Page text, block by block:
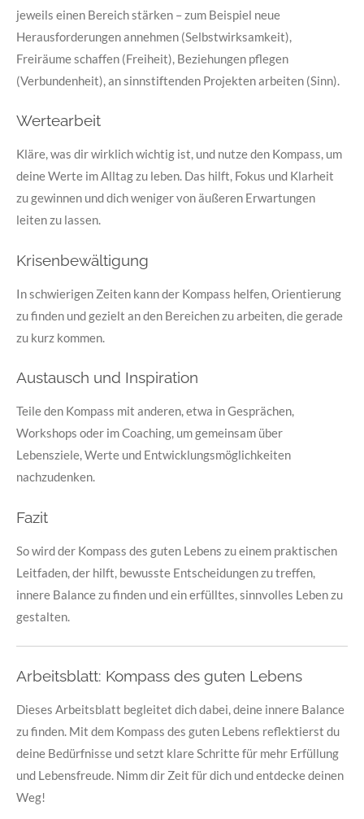
jeweils einen Bereich stärken – zum Beispiel neue
Herausforderungen annehmen (Selbstwirksamkeit),
Freiräume schaffen (Freiheit), Beziehungen pflegen
(Verbundenheit), an sinnstiftenden Projekten arbeiten (Sinn).
Wertearbeit
Kläre, was dir wirklich wichtig ist, und nutze den Kompass, um
deine Werte im Alltag zu leben. Das hilft, Fokus und Klarheit
zu gewinnen und dich weniger von äußeren Erwartungen
leiten zu lassen.
Krisenbewältigung
In schwierigen Zeiten kann der Kompass helfen, Orientierung
zu finden und gezielt an den Bereichen zu arbeiten, die gerade
zu kurz kommen.
Austausch und Inspiration
Teile den Kompass mit anderen, etwa in Gesprächen,
Workshops oder im Coaching, um gemeinsam über
Lebensziele, Werte und Entwicklungsmöglichkeiten
nachzudenken.
Fazit
So wird der Kompass des guten Lebens zu einem praktischen
Leitfaden, der hilft, bewusste Entscheidungen zu treffen,
innere Balance zu finden und ein erfülltes, sinnvolles Leben zu
gestalten.
Arbeitsblatt: Kompass des guten Lebens
Dieses Arbeitsblatt begleitet dich dabei, deine innere Balance
zu finden. Mit dem Kompass des guten Lebens reflektierst du
deine Bedürfnisse und setzt klare Schritte für mehr Erfüllung
und Lebensfreude. Nimm dir Zeit für dich und entdecke deinen
Weg!